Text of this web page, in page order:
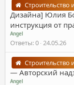
Строительство
Дизайна] Юлия
инструкция от
Angel
Ответы 0 24.05.26
Строительство
― Авторский
Angel